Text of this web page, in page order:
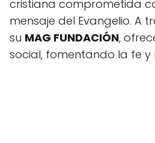
cristiana comprometida
mensaje del Evangelio. A
su MAG FUNDACIÓN,
social, fomentando la fe y